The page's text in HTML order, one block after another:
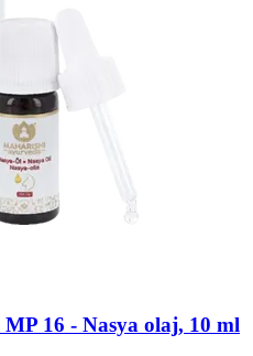
MP 16 -​ Nasya olaj, 10 ml